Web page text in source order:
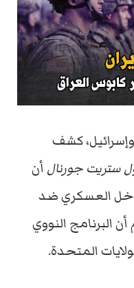
كشف
ستريت جورنال أن
العسكري ضد
70% منهم أن البرنامج النووي
المتحدة.